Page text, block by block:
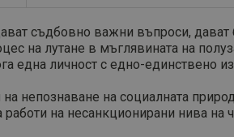
съдбовно важни въпроси, дават
на лутане в мъглявината на
една личност с едно-единствено
непознаване на социалната
на несанкционирани нива на